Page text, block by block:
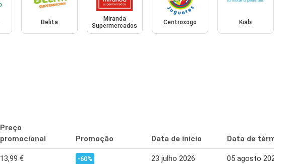
Belita
Miranda
Supermercados
Centroxogo Kiabi
Preço
promocional
Promoção Data de início Data de término
13,99 € -60% 23 julho 2026 05 agosto 2026